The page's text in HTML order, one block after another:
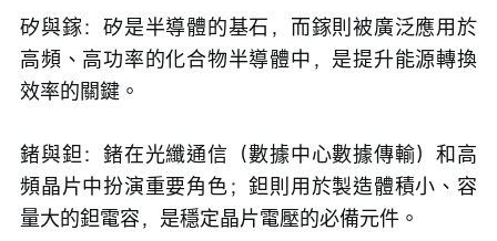
矽與鎵：矽是半導體的基石，而鎵則被廣泛應用於
高頻、高功率的化合物半導體中，是提升能源轉換
效率的關鍵。
鍺與鉭：鍺在光纖通信（數據中心數據傳輸）和高
頻晶片中扮演重要角色；鉭則用於製造體積小、容
量大的鉭電容，是穩定晶片電壓的必備元件。